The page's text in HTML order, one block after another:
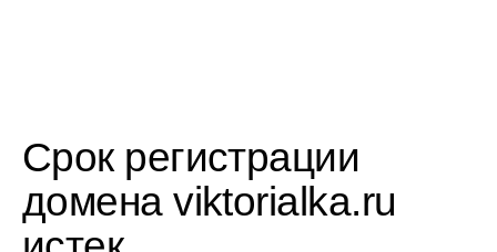
Срок регистрации
домена viktorialka.ru